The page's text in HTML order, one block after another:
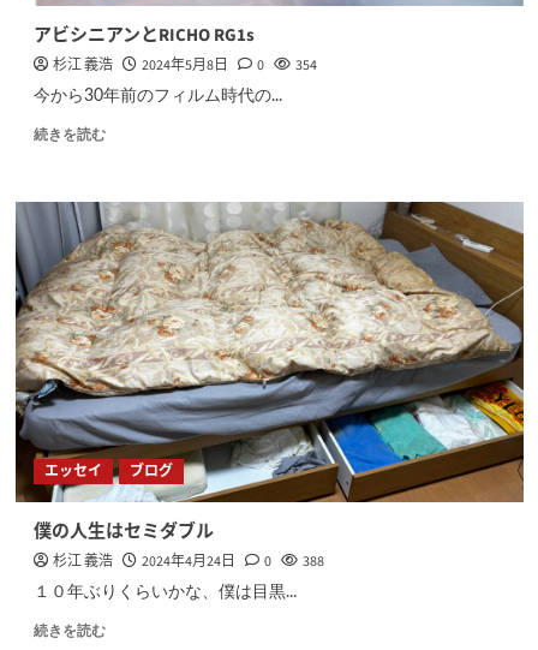
アビシニアンとRICHO RG1s
杉江 義浩 2024年5月8日 0 354
今から30年前のフィルム時代の...
続きを読む
エッセイ ブログ
僕の人生はセミダブル
杉江 義浩 2024年4月24日 0 388
１０年ぶりくらいかな、僕は目黒...
続きを読む